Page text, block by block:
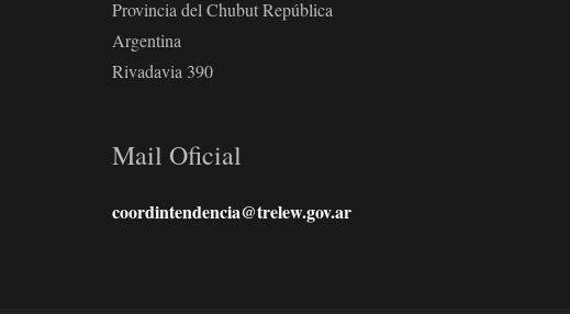
Provincia del Chubut República
Argentina
Rivadavia 390
Mail Oficial
coordintendencia@trelew.gov.ar